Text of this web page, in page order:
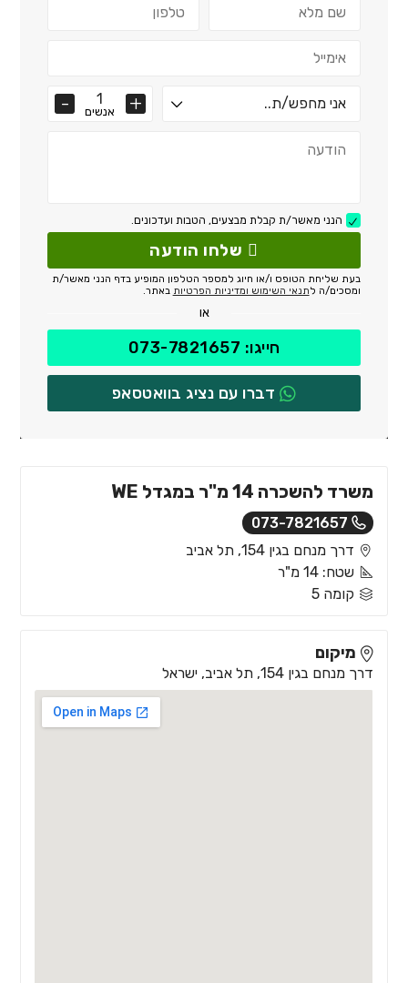
אנשים
הנני מאשר/ת קבלת מבצעים, הטבות ועדכונים.
שלחו הודעה
בעת שליחת הטופס ו/או חיוג למספר הטלפון המופיע בדף הנני מאשר/ת
ומסכים/ה לתנאי השימוש ומדיניות הפרטיות באתר.
או
חייגו: 073-7821657
דברו עם נציג בוואטסאפ
משרד להשכרה 14 מ"ר במגדל WE
073-7821657
דרך מנחם בגין 154, תל אביב
שטח: 14 מ"ר
קומה 5
מיקום
דרך מנחם בגין 154, תל אביב, ישראל